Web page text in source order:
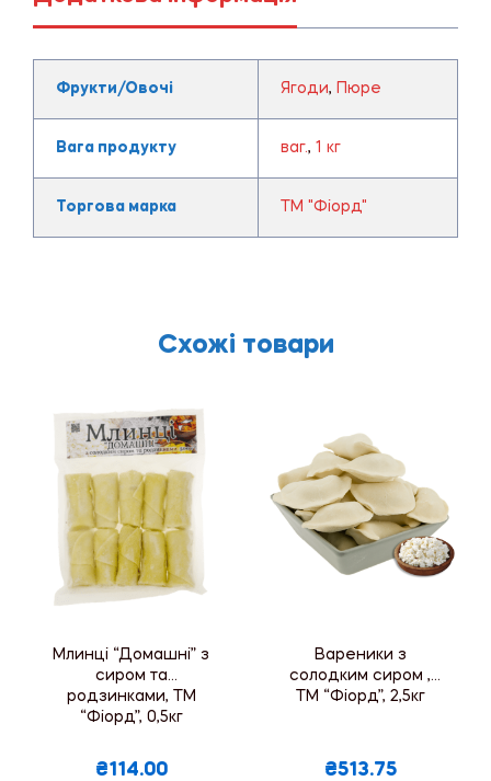
Фрукти/Овочі Ягоди, Пюре
Вага продукту ваг., 1 кг
Торгова марка ТМ "Фіорд"
Схожі товари
Млинці “Домашні” з
сиром та
родзинками, ТМ
“Фіорд”, 0,5кг
₴114.00
Вареники з
солодким сиром ,
ТМ “Фіорд”, 2,5кг
₴513.75